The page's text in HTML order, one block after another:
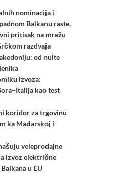
nominacija i
Balkanu raste,
pritisak na mrežu
razdvaja
od nulte
izvoza:
kao test
koridor za trgovinu
ka Mađarskoj i
veleprodajne
izvoz električne
u EU